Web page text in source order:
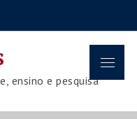
ensino e pesquisa
Menu